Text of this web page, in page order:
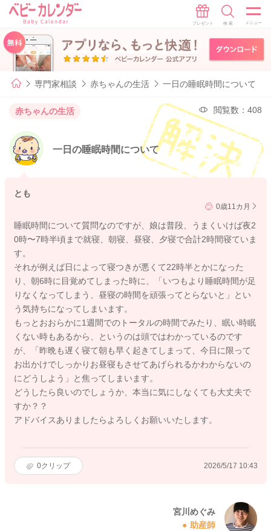
専門家相談 赤ちゃんの生活 一日の睡眠時間について
赤ちゃんの生活 閲覧数：408
一日の睡眠時間について
とも
0歳11カ月
睡眠時間について質問なのですが、娘は普段、うまくいけば夜2
0時〜7時半頃まで就寝、朝寝、昼寝、夕寝で合計2時間寝ていま
す。
それが例えば日によって寝つきが悪くて22時半とかになった
り、朝6時に目覚めてしまった時に、「いつもより睡眠時間が足
りなくなってしまう、昼寝の時間を頑張ってとらないと」とい
う気持ちになってしまいます。
もっとおおらかに1週間でのトータルの時間でみたり、眠い時眠
くない時もあるから、というのは頭ではわかっているのです
が、「昨晩も遅く寝て朝も早く起きてしまって、今日に限って
お出かけでしっかりお昼寝もさせてあげられるかわからないの
にどうしよう」と焦ってしまいます。
どうしたら良いのでしょうか、本当に気にしなくても大丈夫で
すか？？
アドバイスありましたらよろしくお願いいたします。
0クリップ 2026/5/17 10:43
宮川めぐみ
助産師